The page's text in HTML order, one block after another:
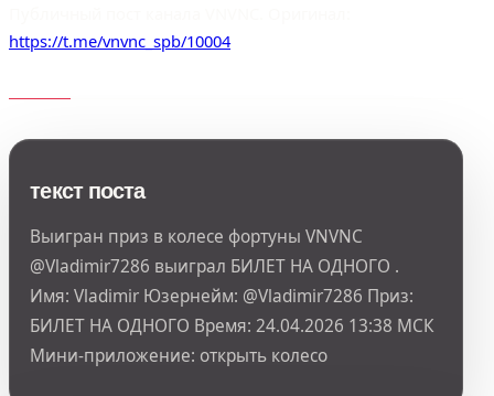
https://t.me/vnvnc_spb/10004
текст поста
Выигран приз в колесе фортуны VNVNC
@Vladimir7286 выиграл БИЛЕТ НА ОДНОГО .
Имя: Vladimir Юзернейм: @Vladimir7286 Приз:
БИЛЕТ НА ОДНОГО Время: 24.04.2026 13:38 МСК
Мини-приложение: открыть колесо